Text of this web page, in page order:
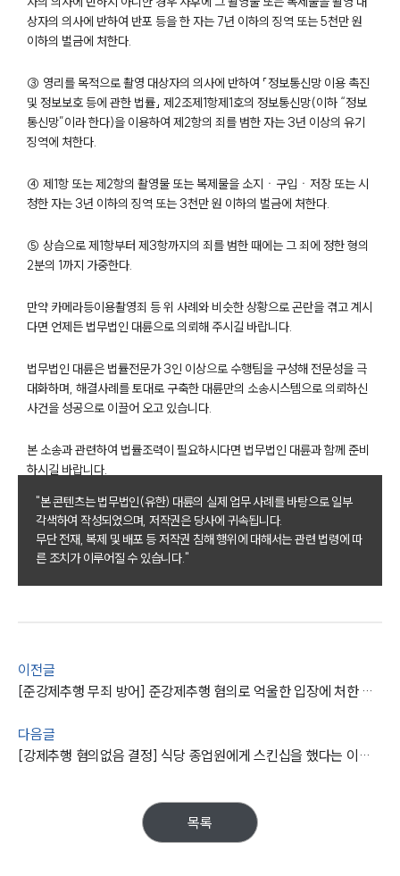
AI대륜
주요 업무사례
사례분석/최신동향
법률정보
구성원 소개
성범죄전문변호사
소식/자료
언론보도
공지사항
법률 블로그
법률서식
뉴스레터/브로슈어
세미나
상자의 의사에 반하여 반포 등을 한 자는 7년 이하의 징역 또는 5천만 원
이하의 벌금에 처한다.
③ 영리를 목적으로 촬영 대상자의 의사에 반하여 「정보통신망 이용 촉진
및 정보보호 등에 관한 법률」 제2조제1항제1호의 정보통신망(이하 “정보
통신망”이라 한다)을 이용하여 제2항의 죄를 범한 자는 3년 이상의 유기
징역에 처한다.
④ 제1항 또는 제2항의 촬영물 또는 복제물을 소지ㆍ구입ㆍ저장 또는 시
청한 자는 3년 이하의 징역 또는 3천만 원 이하의 벌금에 처한다.
⑤ 상습으로 제1항부터 제3항까지의 죄를 범한 때에는 그 죄에 정한 형의
2분의 1까지 가중한다.
만약 카메라등이용촬영죄 등 위 사례와 비슷한 상황으로 곤란을 겪고 계시
다면 언제든 법무법인 대륜으로 의뢰해 주시길 바랍니다.
법무법인 대륜은 법률전문가 3인 이상으로 수행팀을 구성해 전문성을 극
대화하며, 해결사례를 토대로 구축한 대륜만의 소송시스템으로 의뢰하신
사건을 성공으로 이끌어 오고 있습니다.
본 소송과 관련하여 법률조력이 필요하시다면 법무법인 대륜과 함께 준비
하시길 바랍니다.
"본 콘텐츠는 법무법인(유한) 대륜의 실제 업무 사례를 바탕으로 일부
각색하여 작성되었으며, 저작권은 당사에 귀속됩니다.
무단 전재, 복제 및 배포 등 저작권 침해 행위에 대해서는 관련 법령에 따
른 조치가 이루어질 수 있습니다."
이전글
[준강제추행 무죄 방어] 준강제추행 혐의로 억울한 입장에 처한 의뢰인의 무죄를 받아냄
다음글
[강제추행 혐의없음 결정] 식당 종업원에게 스킨십을 했다는 이유로 검찰 송치되었으나 불기소 처분
목록